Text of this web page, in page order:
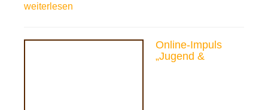
weiterlesen
Online-Impuls
„Jugend &